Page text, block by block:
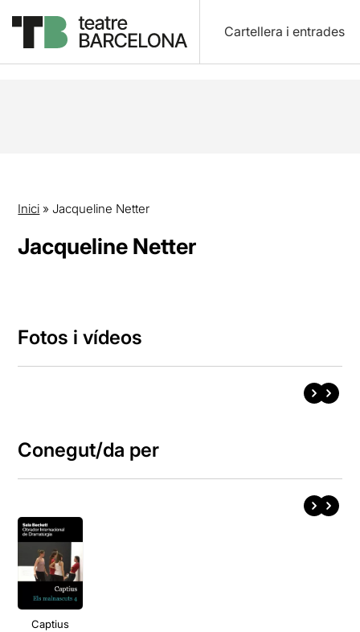
Cartellera i entrades
Inici » Jacqueline Netter
Jacqueline Netter
Fotos i vídeos
Conegut/da per
Captius